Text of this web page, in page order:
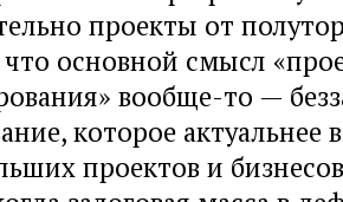
проекты от
основной смысл
вообще-то —
которое актуальнее
проектов и